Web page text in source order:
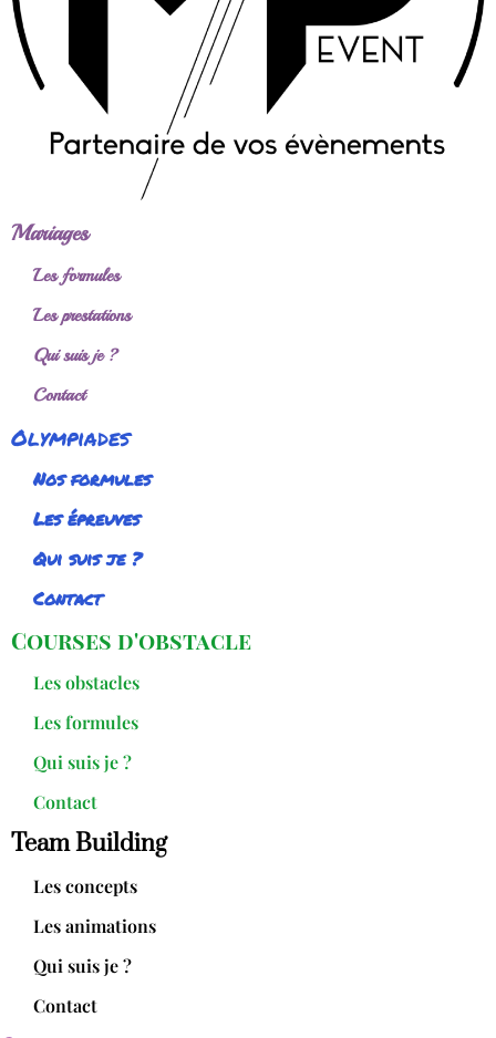
Mariages
Les formules
Les prestations
Qui suis je ?
Contact
Olympiades
Nos formules
Les épreuves
Qui suis je ?
Contact
Courses d'obstacle
Les obstacles
Les formules
Qui suis je ?
Contact
Team Building
Les concepts
Les animations
Qui suis je ?
Contact